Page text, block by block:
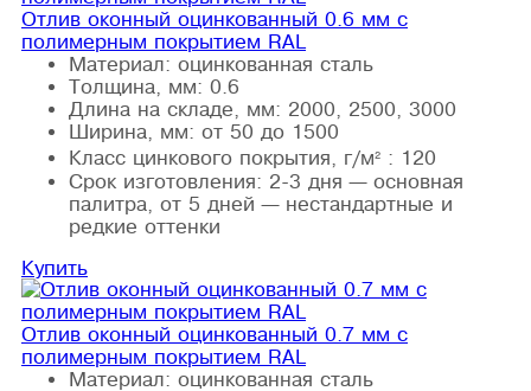
Отлив оконный оцинкованный 0.6 мм с
полимерным покрытием RAL
Материал: оцинкованная сталь
Толщина, мм: 0.6
Длина на складе, мм: 2000, 2500, 3000
Ширина, мм: от 50 до 1500
Класс цинкового покрытия, г/м² : 120
Срок изготовления: 2-3 дня — основная
палитра, от 5 дней — нестандартные и
редкие оттенки
Купить
Отлив оконный оцинкованный 0.7 мм с
полимерным покрытием RAL
Материал: оцинкованная сталь